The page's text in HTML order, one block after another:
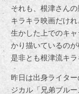
それも、根津さんの
キラキラ映画だけ
生かした上でのキ
かり描いているの
是非とも根津流キラ
昨日は出身ライタ
ジカル「兄弟ブル